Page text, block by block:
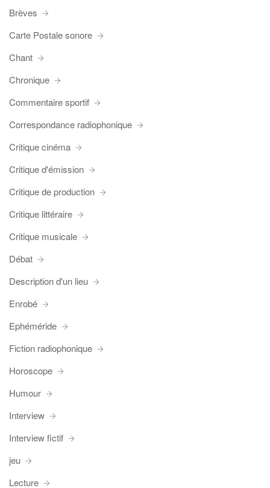
Brèves
Carte Postale sonore
Chant
Chronique
Commentaire sportif
Correspondance radiophonique
Critique cinéma
Critique d'émission
Critique de production
Critique littéraire
Critique musicale
Débat
Description d'un lieu
Enrobé
Ephéméride
Fiction radiophonique
Horoscope
Humour
Interview
Interview fictif
jeu
Lecture